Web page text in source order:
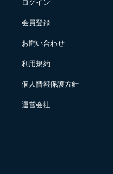
ログイン
会員登録
お問い合わせ
利用規約
個人情報保護方針
運営会社